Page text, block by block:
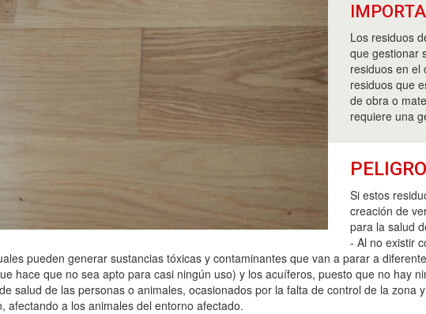
Los residuos
que gestionar
residuos en el
residuos que
de obra o
requiere una
Si estos
creación de
para la salud
- Al no existir
pueden generar sustancias tóxicas y contaminantes que van a parar a
hace que no sea apto para casi ningún uso) y los acuíferos, puesto que no hay
salud de las personas o animales, ocasionados por la falta de control de la zona
afectando a los animales del entorno afectado.